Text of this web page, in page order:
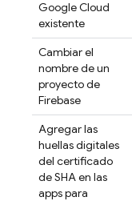
Google Cloud
existente
Cambiar el
nombre de un
proyecto de
Firebase
Agregar las
huellas digitales
del certificado
de SHA en las
apps para